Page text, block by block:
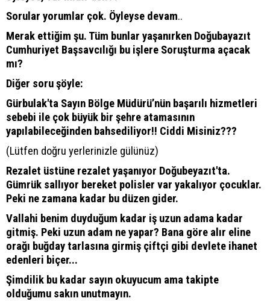
Sorular yorumlar çok. Öyleyse devam..
Merak ettiğim şu. Tüm bunlar yaşanırken Doğubayazıt
Cumhuriyet Başsavcılığı bu işlere Soruşturma açacak
mı?
Diğer soru şöyle:
Gürbulak'ta Sayın Bölge Müdürü’nün başarılı hizmetleri
sebebi ile çok büyük bir şehre atamasının
yapılabileceğinden bahsediliyor!! Ciddi Misiniz???
(Lütfen doğru yerlerinizle gülünüz)
Rezalet üstüne rezalet yaşanıyor Doğubeyazıt'ta.
Gümrük sallıyor bereket polisler var yakalıyor çocuklar.
Peki ne zamana kadar bu düzen gider.
Vallahi benim duyduğum kadar iş uzun adama kadar
gitmiş. Peki uzun adam ne yapar? Bana göre alır eline
orağı buğday tarlasına girmiş çiftçi gibi devlete ihanet
edenleri biçer...
Şimdilik bu kadar sayın okuyucum ama takipte
olduğumu sakın unutmayın.